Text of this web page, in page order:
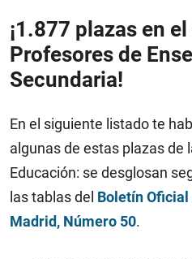
¡1.877 plazas en
Profesores de
Secundaria!
En el siguiente listado te
algunas de estas plazas de
Educación: se desglosan
las tablas del Boletín Oficial
Madrid, Número 50.